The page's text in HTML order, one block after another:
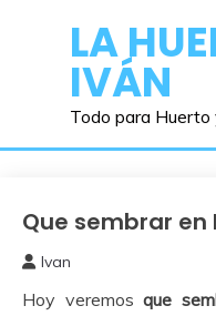
contenidoLA
IVÁN
Todo para Huerto
calendario
siembra
Que sembrar en
mayo,
Ivan
Hoy veremosque